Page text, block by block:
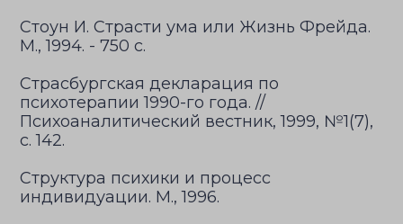
Стоун И. Страсти ума или Жизнь Фрейда.
М., 1994. - 750 с.
Страсбургская декларация по
психотерапии 1990-го года. //
Психоаналитический вестник, 1999, №1(7),
с. 142.
Структура психики и процесс
индивидуации. М., 1996.